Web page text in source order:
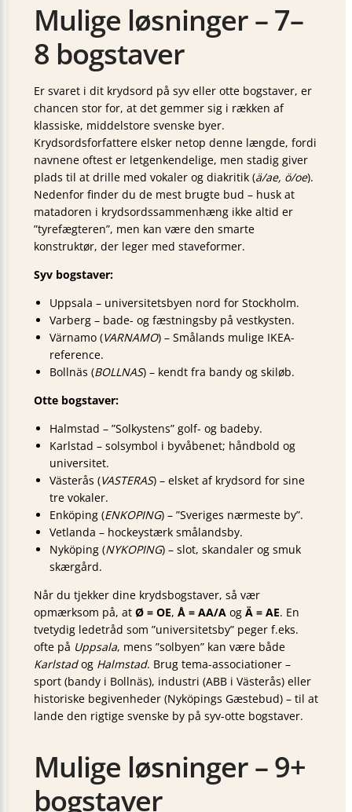
Mulige løsninger – 7–
8 bogstaver
Er svaret i dit krydsord på syv eller otte bogstaver, er
chancen stor for, at det gemmer sig i rækken af
klassiske, middelstore svenske byer.
Krydsordsforfattere elsker netop denne længde, fordi
navnene oftest er letgenkendelige, men stadig giver
plads til at drille med vokaler og diakritik (ä/ae, ö/oe).
Nedenfor finder du de mest brugte bud – husk at
matadoren i krydsordssammenhæng ikke altid er
”tyrefægteren”, men kan være den smarte
konstruktør, der leger med staveformer.
Syv bogstaver:
Uppsala – universitetsbyen nord for Stockholm.
Varberg – bade- og fæstningsby på vestkysten.
Värnamo (VARNAMO) – Smålands mulige IKEA-
reference.
Bollnäs (BOLLNAS) – kendt fra bandy og skiløb.
Otte bogstaver:
Halmstad – ”Solkystens” golf- og badeby.
Karlstad – solsymbol i byvåbenet; håndbold og
universitet.
Västerås (VASTERAS) – elsket af krydsord for sine
tre vokaler.
Enköping (ENKOPING) – ”Sveriges nærmeste by”.
Vetlanda – hockeystærk smålandsby.
Nyköping (NYKOPING) – slot, skandaler og smuk
skærgård.
Når du tjekker dine krydsbogstaver, så vær
opmærksom på, at Ø = OE, Å = AA/A og Ä = AE. En
tvetydig ledetråd som ”universitetsby” peger f.eks.
ofte på Uppsala, mens ”solbyen” kan være både
Karlstadog Halmstad. Brug tema-associationer –
sport (bandy i Bollnäs), industri (ABB i Västerås) eller
historiske begivenheder (Nyköpings Gæstebud) – til at
lande den rigtige svenske by på syv-otte bogstaver.
Mulige løsninger – 9+
bogstaver